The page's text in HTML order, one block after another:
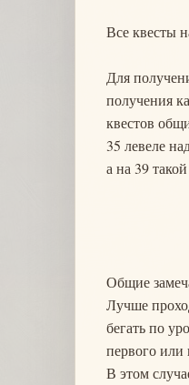
Все квесты
Для
получения
квестов
35 левеле
а на 39
Общие
Лучше
бегать по
первого или
В этом